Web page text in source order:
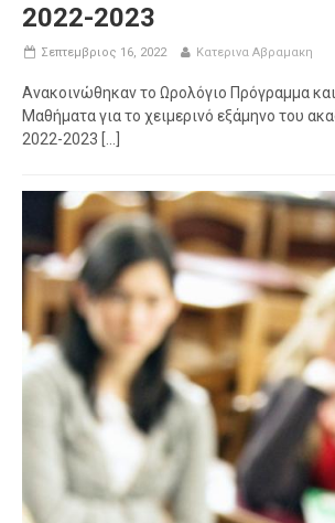
2022-2023
Σεπτεμβριος 16, 2022 Κατερινα Αβραμακη
Ανακοινώθηκαν το Ωρολόγιο Πρόγραμμα
Μαθήματα για το χειμερινό εξάμηνο του
2022-2023 [...]